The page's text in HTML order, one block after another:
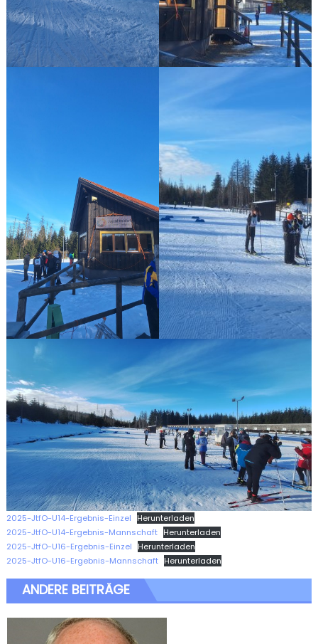
2025-JtfO-U14-Ergebnis-Einzel
Herunterladen
2025-JtfO-U14-Ergebnis-Mannschaft Herunterladen
2025-JtfO-U16-Ergebnis-Einzel
Herunterladen
2025-JtfO-U16-Ergebnis-Mannschaft Herunterladen
ANDERE BEITRÄGE